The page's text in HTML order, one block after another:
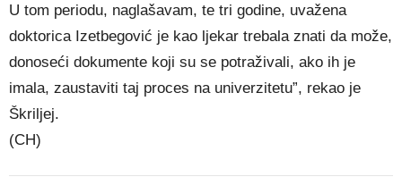
U tom periodu, naglašavam, te tri godine, uvažena
doktorica Izetbegović je kao ljekar trebala znati da može,
donoseći dokumente koji su se potraživali, ako ih je
imala, zaustaviti taj proces na univerzitetu”, rekao je
Škriljej.
(CH)